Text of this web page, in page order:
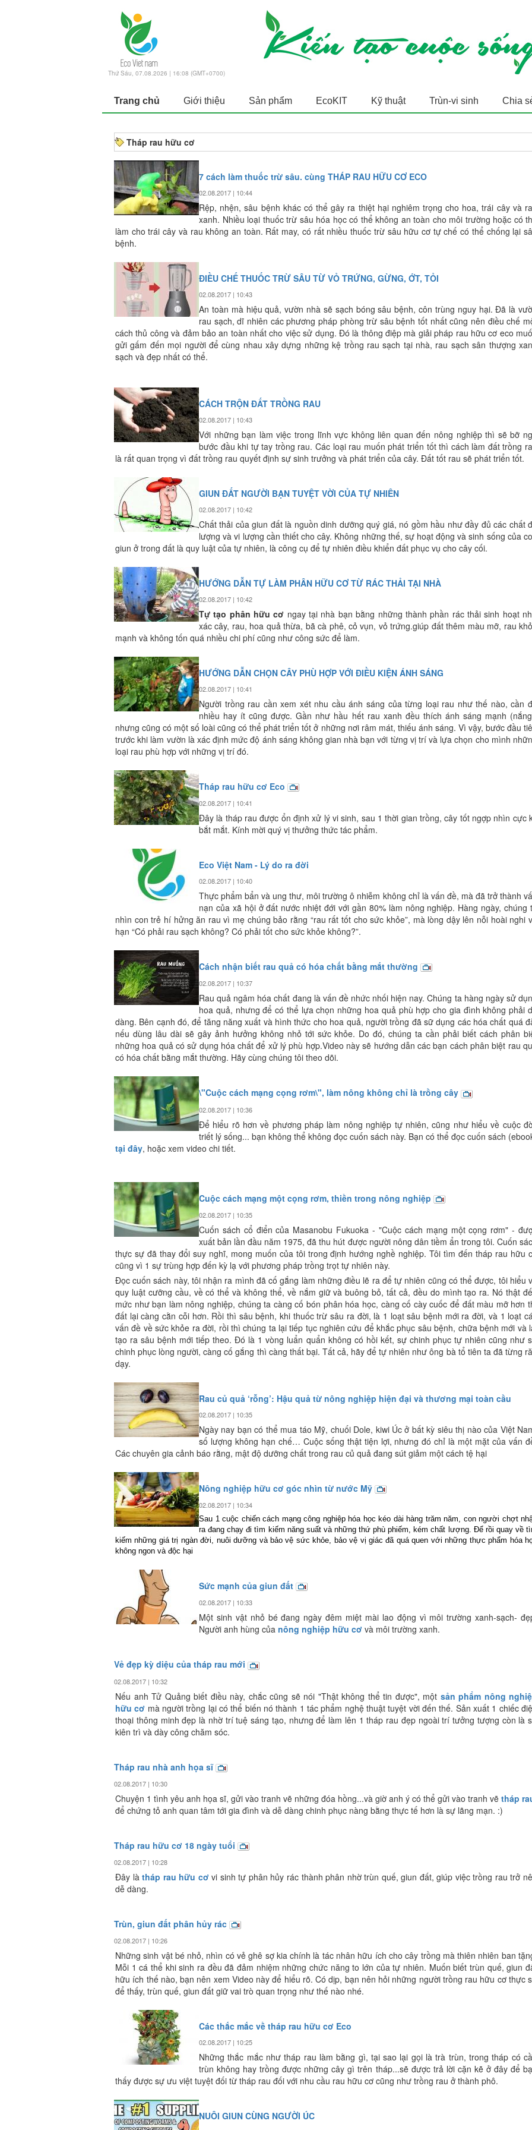
Thứ Sáu, 07.08.2026 | 16:08 (GMT+0700)
Trang chủ Giới thiệu Sản phẩm EcoKIT Kỹ thuật Trùn-vi sinh Chia
Tháp rau hữu cơ
7 cách làm thuốc trừ sâu. cùng THÁP RAU HỮU CƠ ECO
02.08.2017 | 10:44
Rệp, nhện, sâu bệnh khác có thể gây ra thiệt hại nghiêm trọng cho hoa, trái cây và
xanh. Nhiều loại thuốc trừ sâu hóa học có thể không an toàn cho môi trường hoặc có
làm cho trái cây và rau không an toàn. Rất may, có rất nhiều thuốc trừ sâu hữu cơ tự chế có thể chống lại
bệnh.
ĐIỀU CHẾ THUỐC TRỪ SÂU TỪ VỎ TRỨNG, GỪNG, ỚT, TỎI
02.08.2017 | 10:43
An toàn mà hiệu quả, vườn nhà sẽ sạch bóng sâu bệnh, côn trùng nguy hại. Đã là
rau sạch, dĩ nhiên các phương pháp phòng trừ sâu bệnh tốt nhất cũng nên điều chế
cách thủ công và đảm bảo an toàn nhất cho việc sử dụng. Đó là thông điệp mà giải pháp rau hữu cơ eco
gửi gấm đến mọi người để cùng nhau xây dựng những kệ trồng rau sạch tại nhà, rau sạch sân thượng
sạch và đẹp nhất có thể.
CÁCH TRỘN ĐẤT TRỒNG RAU
02.08.2017 | 10:43
Với những bạn làm việc trong lĩnh vực không liên quan đến nông nghiệp thì sẽ bỡ
bước đầu khi tự tay trồng rau. Các loại rau muốn phát triển tốt thì cách làm đất trồng
là rất quan trọng vì đất trồng rau quyết định sự sinh trưởng và phát triển của cây. Đất tốt rau sẽ phát triển tốt.
GIUN ĐẤT NGƯỜI BẠN TUYỆT VỜI CỦA TỰ NHIÊN
02.08.2017 | 10:42
Chất thải của giun đất là nguồn dinh dưỡng quý giá, nó gồm hầu như đầy đủ các chất
lượng và vi lượng cần thiết cho cây. Không những thế, sự hoạt động và sinh sống của
giun ở trong đất là quy luật của tự nhiên, là công cụ để tự nhiên điều khiển đất phục vụ cho cây cối.
HƯỚNG DẪN TỰ LÀM PHÂN HỮU CƠ TỪ RÁC THẢI TẠI NHÀ
02.08.2017 | 10:42
Tự tạo phân hữu cơ ngay tại nhà bạn bằng những thành phần rác thải sinh hoạt
xác cây, rau, hoa quả thừa, bã cà phê, cỏ vụn, vỏ trứng.giúp đất thêm màu mỡ, rau
mạnh và không tốn quá nhiều chi phí cũng như công sức để làm.
HƯỚNG DẪN CHỌN CÂY PHÙ HỢP VỚI ĐIỀU KIỆN ÁNH SÁNG
02.08.2017 | 10:41
Người trồng rau cần xem xét nhu cầu ánh sáng của từng loại rau như thế nào, cần
nhiều hay ít cũng được. Gần như hầu hết rau xanh đều thích ánh sáng mạnh
nhưng cũng có một số loài cũng có thể phát triển tốt ở những nơi râm mát, thiếu ánh sáng. Vì vậy, bước đầu
trước khi làm vườn là xác định mức độ ánh sáng không gian nhà bạn với từng vị trí và lựa chọn cho mình
loại rau phù hợp với những vị trí đó.
Tháp rau hữu cơ Eco
02.08.2017 | 10:41
Đây là tháp rau được ổn định xử lý vi sinh, sau 1 thời gian trồng, cây tốt ngợp nhìn cực
bắt mắt. Kính mời quý vị thưởng thức tác phẩm.
Eco Việt Nam - Lý do ra đời
02.08.2017 | 10:40
Thực phẩm bẩn và ung thư, môi trường ô nhiễm không chỉ là vấn đề, mà đã trở thành
nạn của xã hội ở đất nước nhiệt đới với gần 80% làm nông nghiệp. Hàng ngày, chúng
nhìn con trẻ hí hửng ăn rau vì mẹ chúng bảo rằng “rau rất tốt cho sức khỏe”, mà lòng dậy lên nỗi hoài nghi
hạn “Có phải rau sạch không? Có phải tốt cho sức khỏe không?”.
Cách nhận biết rau quả có hóa chất bằng mắt thường
02.08.2017 | 10:37
Rau quả ngâm hóa chất đang là vấn đề nhức nhối hiện nay. Chúng ta hàng ngày sử
hoa quả, nhưng để có thể lựa chọn những hoa quả phù hợp cho gia đình không phải
dàng. Bên cạnh đó, để tăng năng xuất và hình thức cho hoa quả, người trồng đã sữ dụng các hóa chất quá
nếu dùng lâu dài sẽ gây ảnh hưởng không nhỏ tới sức khỏe. Do đó, chúng ta cần phải biết cách phân
những hoa quả có sử dụng hóa chất để xử lý phù hợp.Video này sẽ hướng dẫn các bạn cách phân biệt rau
có hóa chất bằng mắt thường. Hãy cùng chúng tôi theo dõi.
\"Cuộc cách mạng cọng rơm\", làm nông không chỉ là trồng cây
02.08.2017 | 10:36
Để hiểu rõ hơn về phương pháp làm nông nghiệp tự nhiên, cũng như hiểu về cuộc
triết lý sống... bạn không thể không đọc cuốn sách này. Bạn có thể đọc cuốn sách
tại đây, hoặc xem video chi tiết.
Cuộc cách mạng một cọng rơm, thiền trong nông nghiệp
02.08.2017 | 10:35
Cuốn sách cổ điển của Masanobu Fukuoka - "Cuộc cách mạng một cọng rơm" -
xuất bản lần đầu năm 1975, đã thu hút được người nông dân tiềm ẩn trong tôi. Cuốn
thực sự đã thay đổi suy nghĩ, mong muốn của tôi trong định hướng nghề nghiệp. Tôi tìm đến tháp rau hữu
cũng vì 1 sự trùng hợp đến kỳ lạ với phương pháp trồng trọt tự nhiên này.
Đọc cuốn sách này, tôi nhận ra mình đã cố gắng làm những điều lẽ ra để tự nhiên cũng có thể được, tôi hiểu
quy luật cưỡng cầu, về có thể và không thể, về nắm giữ và buông bỏ, tất cả, đều do mình tạo ra. Nó thật
mức như bạn làm nông nghiệp, chúng ta càng cố bón phân hóa học, càng cố cày cuốc để đất màu mỡ hơn
đất lại càng cằn cỗi hơn. Rồi thì sâu bệnh, khi thuốc trừ sâu ra đời, là 1 loạt sâu bệnh mới ra đời, và 1 loạt
vấn đề về sức khỏe ra đời, rồi thì chúng ta lại tiếp tục nghiên cứu để khắc phục sâu bệnh, chữa bệnh mới và
tạo ra sâu bệnh mới tiếp theo. Đó là 1 vòng luẩn quẩn không có hồi kết, sự chinh phục tự nhiên cũng như
chinh phục lòng người, càng cố gắng thì càng thất bại. Tất cả, hãy để tự nhiên như ông bà tổ tiên ta đã từng
dạy.
Rau củ quả ‘rỗng’: Hậu quả từ nông nghiệp hiện đại và thương mại toàn cầu
02.08.2017 | 10:35
Ngày nay bạn có thể mua táo Mỹ, chuối Dole, kiwi Úc ở bất kỳ siêu thị nào của Việt
số lượng không hạn chế… Cuộc sống thật tiện lợi, nhưng đó chỉ là một mặt của vấn
Các chuyên gia cảnh báo rằng, mật độ dưỡng chất trong rau củ quả đang sút giảm một cách tệ hại
Nông nghiệp hữu cơ góc nhìn từ nước Mỹ
02.08.2017 | 10:34
Sau 1 cuộc chiến cách mạng công nghiệp hóa học kéo dài hàng trăm năm, con người chợt
ra đang chạy đi tìm kiếm năng suất và những thứ phù phiếm, kém chất lượng. Để rồi quay về
kiếm những giá trị ngàn đời, nuôi dưỡng và bảo vệ sức khỏe, bảo vệ vị giác đã quá quen với những thực phẩm hóa
không ngon và độc hại
Sức mạnh của giun đất
02.08.2017 | 10:33
Một sinh vật nhỏ bé đang ngày đêm miệt mài lao động vì môi trường xanh-sạch-
Người anh hùng của nông nghiệp hữu cơ và môi trường xanh.
Vẻ đẹp kỳ diệu của tháp rau mới
02.08.2017 | 10:32
Nếu anh Tử Quảng biết điều này, chắc cũng sẽ nói "Thật không thể tin được", một sản phẩm nông
hữu cơ mà người trồng lại có thể biến nó thành 1 tác phẩm nghệ thuật tuyệt vời đến thế. Sản xuất 1 chiếc
thoại thông minh đẹp là nhờ trí tuệ sáng tạo, nhưng để làm lên 1 tháp rau đẹp ngoài trí tưởng tượng còn là
kiên trì và dày công chăm sóc.
Tháp rau nhà anh họa sĩ
02.08.2017 | 10:30
Chuyện 1 tình yêu anh họa sĩ, gửi vào tranh vẽ những đóa hồng...và giờ anh ý có thể gửi vào tranh vẽ tháp
để chứng tỏ anh quan tâm tới gia đình và dễ dàng chinh phục nàng bằng thực tế hơn là sự lãng mạn. :)
Tháp rau hữu cơ 18 ngày tuổi
02.08.2017 | 10:28
Đây làtháp rau hữu cơ vi sinh tự phân hủy rác thành phân nhờ trùn quế, giun đất, giúp việc trồng rau trở
dễ dàng.
Trùn, giun đất phân hủy rác
02.08.2017 | 10:26
Những sinh vật bé nhỏ, nhìn có vẻ ghê sợ kia chính là tác nhân hữu ích cho cây trồng mà thiên nhiên ban
Mỗi 1 cá thể khi sinh ra đều đã đảm nhiệm những chức năng to lớn của tự nhiên. Muốn biết trùn quế, giun
hữu ích thế nào, bạn nên xem Video này để hiểu rõ. Có dịp, bạn nên hỏi những người trồng rau hữu cơ thực
để thấy, trùn quế, giun đất giữ vai trò quan trọng như thế nào nhé.
Các thắc mắc về tháp rau hữu cơ Eco
02.08.2017 | 10:25
Những thắc mắc như tháp rau làm bằng gì, tại sao lại gọi là trà trùn, trong tháp có
trùn không hay trồng được những cây gì trên tháp...sẽ được trả lời cặn kẽ ở đây để
thấy được sự ưu việt tuyệt đối từ tháp rau đối với nhu cầu rau hữu cơ cũng như trồng rau ở thành phô.
NUÔI GIUN CÙNG NGƯỜI ÚC